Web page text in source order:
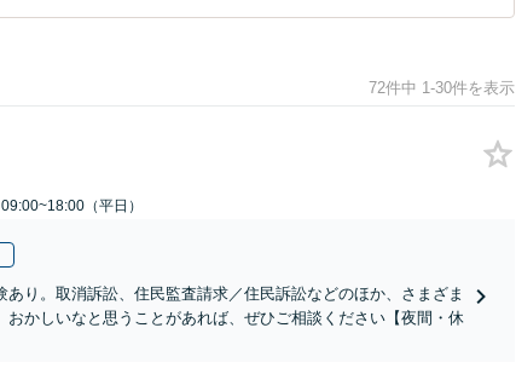
72件中 1-30件を表示
（平日）
り。取消訴訟、住民監査請求／住民訴訟などのほか、さまざま
かしいなと思うことがあれば、ぜひご相談ください【夜間・休